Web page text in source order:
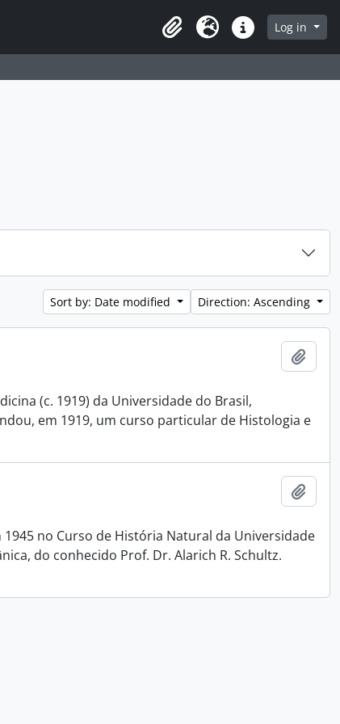
ClipboardLanguageQuick linksLog in
Sort by: Date modified Direction: Ascending
(c. 1919) da Universidade do Brasil,
em 1919, um curso particular de Histologia e
no Curso de História Natural da Universidade
do conhecido Prof. Dr. Alarich R. Schultz.